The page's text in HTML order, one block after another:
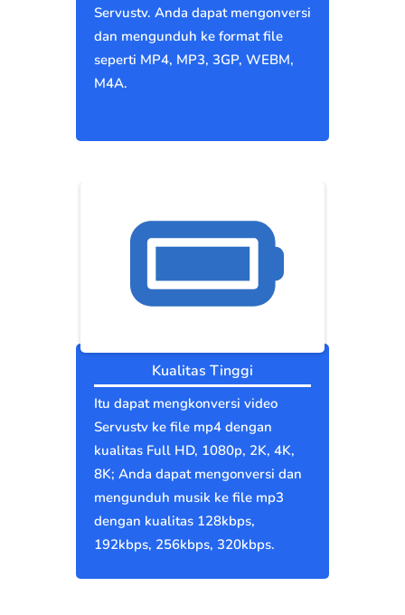
Servustv. Anda dapat mengonversi
dan mengunduh ke format file
seperti MP4, MP3, 3GP, WEBM,
M4A.
Kualitas Tinggi
Itu dapat mengkonversi video
Servustv ke file mp4 dengan
kualitas Full HD, 1080p, 2K, 4K,
8K; Anda dapat mengonversi dan
mengunduh musik ke file mp3
dengan kualitas 128kbps,
192kbps, 256kbps, 320kbps.